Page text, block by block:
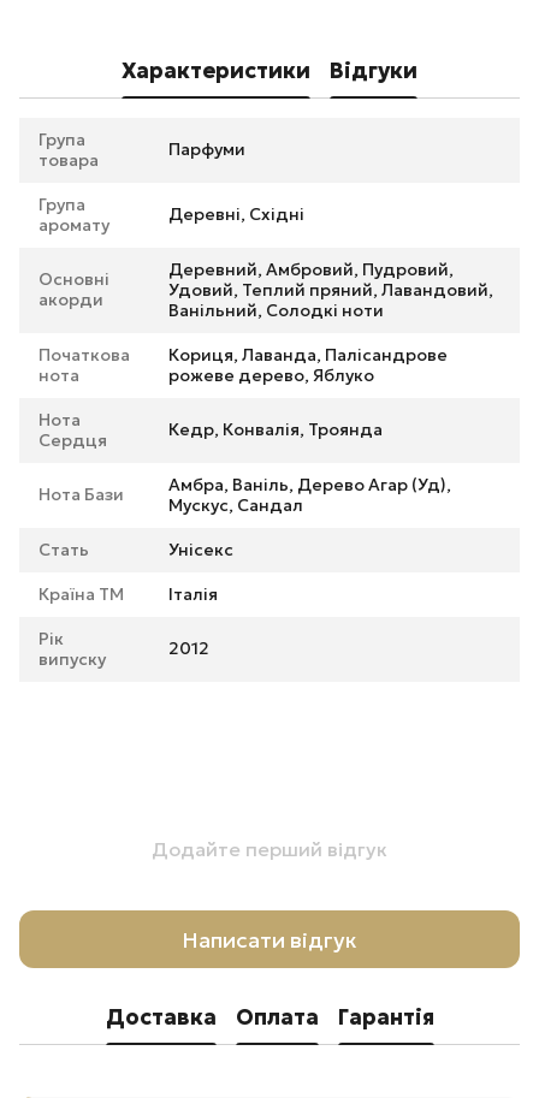
Характеристики Відгуки
Група
товара
Парфуми
Група
аромату
Деревні, Східні
Основні
акорди
Деревний, Амбровий, Пудровий,
Удовий, Теплий пряний, Лавандовий,
Ванільний, Солодкі ноти
Початкова
нота
Кориця, Лаванда, Палісандрове
рожеве дерево, Яблуко
Нота
Сердця
Кедр, Конвалія, Троянда
Нота Бази
Амбра, Ваніль, Дерево Агар (Уд),
Мускус, Сандал
Стать Унісекс
Країна ТМ Італія
Рік
випуску
2012
Додайте перший відгук
Написати відгук
Доставка Оплата Гарантія